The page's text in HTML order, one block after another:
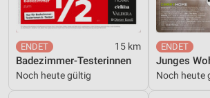
15 km
Badezimmer-Testerinnen
Noch heute gültig
Junges
Noch heute